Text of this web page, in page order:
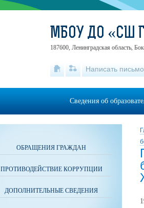
ОБРАЩЕНИЯ ГРАЖДАН
ПРОТИВОДЕЙСТВИЕ КОРРУПЦИИ
ДОПОЛНИТЕЛЬНЫЕ СВЕДЕНИЯ
МБОУ ДО «СШ
187600, Ленинградская область,
Написать письмо
Сведения об